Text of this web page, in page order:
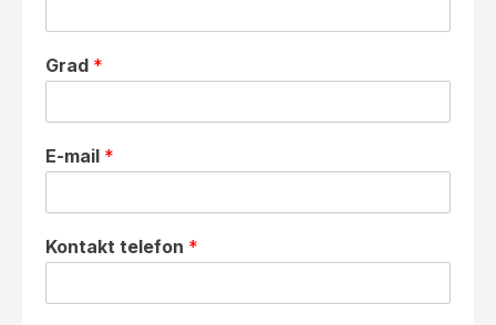
Grad *
E-mail *
Kontakt telefon *